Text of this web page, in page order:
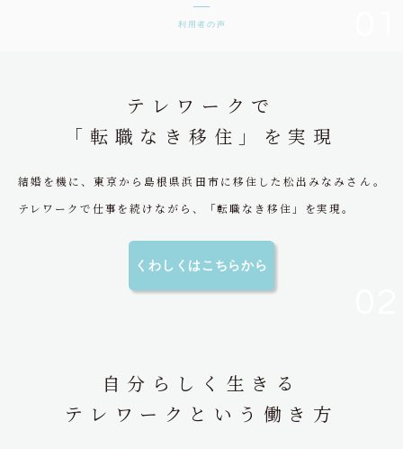
利用者の声
テレワークで
「転職なき移住」を実現
結婚を機に、東京から島根県浜田市に移住した松出みなみさん。
テレワークで仕事を続けながら、「転職なき移住」を実現。
くわしくはこちらから
自分らしく生きる
テレワークという働き方